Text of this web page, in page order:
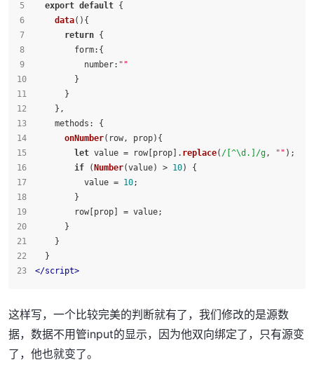
export default {
data( ){
return {
form:{
number: ""
        }
      }
    },
methods : {
onNumber( row, prop){
let value = row[prop]. replace( /[^\d.]/g, "" );
if ( Number(value) > 10) {
          value =
10;
        }
        row[prop] = value;
      }
    }
  }
</script>
这样写，一个比较完美的判断就有了，我们修改的是源数
据，数据不用管input的显示，因为他双向绑定了，只有源变
了，他也就变了。